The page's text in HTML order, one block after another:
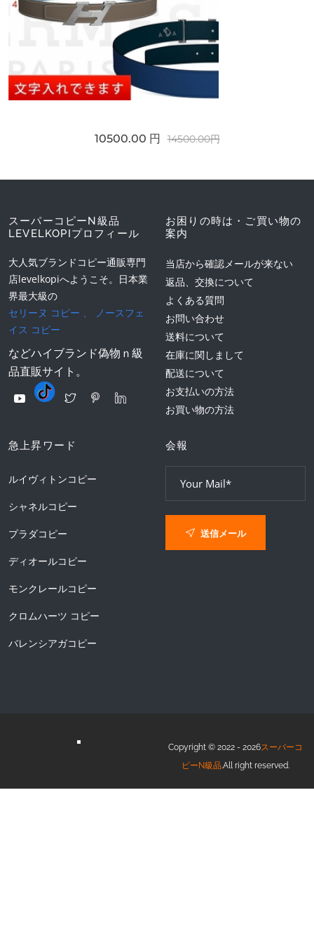
10500.00 円 14500.00円
スーパーコピーN級品
LEVELKOPIプロフィール
大人気ブランドコピー通販専門
店levelkopiへようこそ。日本業
界最大級の
セリーヌ コピー 、
ノースフェ
イス コピー
などハイブランド偽物ｎ級
品直販サイト。
お困りの時は・ご買い物の
案内
当店から確認メールが来ない
返品、交換について
よくある質問
お問い合わせ
送料について
在庫に関しまして
配送について
お支払いの方法
お買い物の方法
急上昇ワード
ルイヴィトンコピー
シャネルコピー
プラダコピー
ディオールコピー
モンクレールコピー
クロムハーツ コピー
バレンシアガコピー
会報
送信メール
Copyright © 2022 - 2026スーパーコ
ピーN級品.All right reserved.